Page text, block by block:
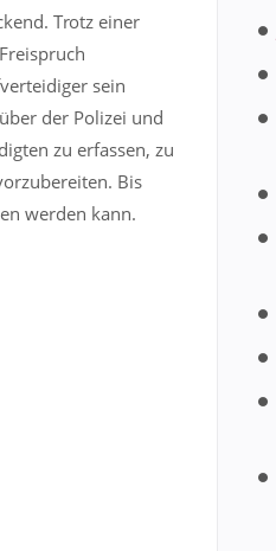
Trotz einer
sein
der Polizei und
zu erfassen, zu
Bis
werden kann.